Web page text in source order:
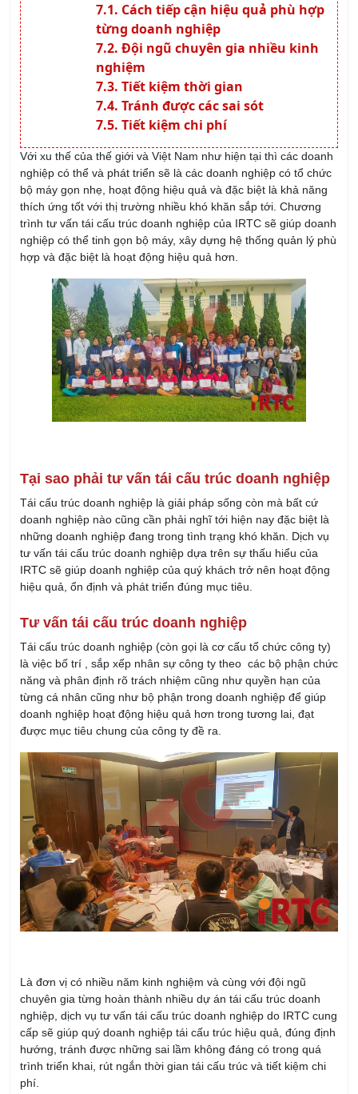
Cách tiếp cận hiệu quả phù hợp
từng doanh nghiệp
Đội ngũ chuyên gia nhiều kinh
nghiệm
Tiết kiệm thời gian
Tránh được các sai sót
Tiết kiệm chi phí
Với xu thế của thế giới và Việt Nam như hiện tại thì các doanh
nghiệp có thể và phát triển sẽ là các doanh nghiệp có tổ chức
bộ máy gọn nhẹ, hoạt động hiệu quả và đặc biệt là khả năng
thích ứng tốt với thị trường nhiều khó khăn sắp tới. Chương
trình tư vấn tái cấu trúc doanh nghiệp của IRTC sẽ giúp doanh
nghiệp có thể tinh gọn bộ máy, xây dựng hệ thống quản lý phù
hợp và đặc biệt là hoạt động hiệu quả hơn.
Tại sao phải tư vấn tái cấu trúc doanh nghiệp
Tái cấu trúc doanh nghiệp là giải pháp sống còn mà bất cứ
doanh nghiệp nào cũng cần phải nghĩ tới hiện nay đặc biệt là
những doanh nghiệp đang trong tình trạng khó khăn. Dịch vụ
tư vấn tái cấu trúc doanh nghiệp dựa trên sự thấu hiểu của
IRTC sẽ giúp doanh nghiệp của quý khách trở nên hoạt động
hiệu quả, ổn định và phát triển đúng mục tiêu.
Tư vấn tái cấu trúc doanh nghiệp
Tái cấu trúc doanh nghiệp (còn gọi là cơ cấu tổ chức công ty)
là việc bố trí , sắp xếp nhân sự công ty theo các bộ phận chức
năng và phân định rõ trách nhiệm cũng như quyền hạn của
từng cá nhân cũng như bộ phận trong doanh nghiệp để giúp
doanh nghiệp hoạt động hiệu quả hơn trong tương lai, đạt
được mục tiêu chung của công ty đề ra.
Là đơn vị có nhiều năm kinh nghiệm và cùng với đội ngũ
chuyên gia từng hoàn thành nhiều dự án tái cấu trúc doanh
nghiệp, dịch vụ tư vấn tái cấu trúc doanh nghiệp do IRTC cung
cấp sẽ giúp quý doanh nghiệp tái cấu trúc hiệu quả, đúng định
hướng, tránh được những sai lầm không đáng có trong quá
trình triển khai, rút ngắn thời gian tái cấu trúc và tiết kiệm chi
phí.